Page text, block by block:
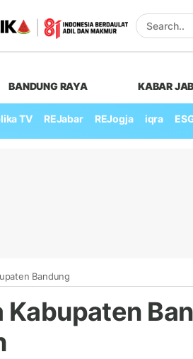
BANDUNG RAYA KABAR
TV REJabar REJogja iqra
Bandung
Kabupaten